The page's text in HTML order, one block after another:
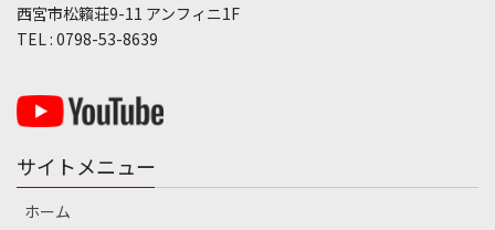
西宮市松籟荘9-11 アンフィニ1F
TEL : 0798-53-8639
サイトメニュー
ホーム